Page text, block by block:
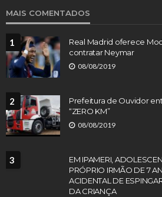
MAIS COMENTADOS
1
Real Madrid oferece
contratar Neymar
08/08/2019
2
Prefeitura de Ouvidor
“ZERO KM”
08/08/2019
3
EM IPAMERI,
PRÓPRIO IRMÃO DE 7
ACIDENTAL DE
DA CRIANÇA